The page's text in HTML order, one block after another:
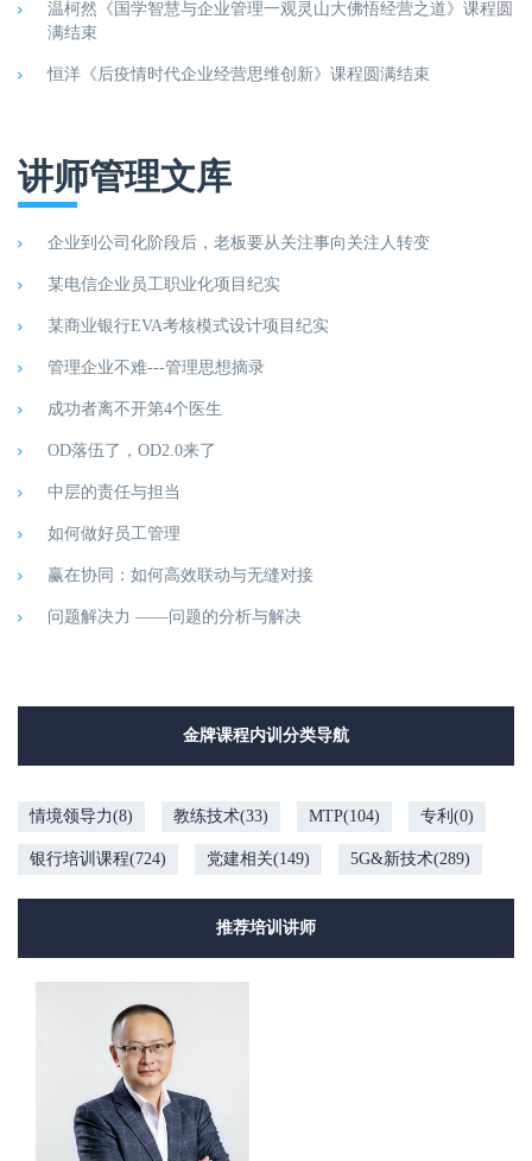
温柯然《国学智慧与企业管理一观灵山大佛悟经营之道》课程圆
满结束
恒洋《后疫情时代企业经营思维创新》课程圆满结束
讲师管理文库
企业到公司化阶段后，老板要从关注事向关注人转变
某电信企业员工职业化项目纪实
某商业银行EVA考核模式设计项目纪实
管理企业不难---管理思想摘录
成功者离不开第4个医生
OD落伍了，OD2.0来了
中层的责任与担当
如何做好员工管理
赢在协同：如何高效联动与无缝对接
问题解决力 ——问题的分析与解决
金牌课程内训分类导航
情境领导力(8) 教练技术(33) MTP(104) 专利(0)
银行培训课程(724) 党建相关(149) 5G&新技术(289)
推荐培训讲师